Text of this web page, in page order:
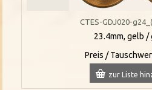
CTES-GDJ020-
23.4mm, gelb /
Preis /
zur Liste